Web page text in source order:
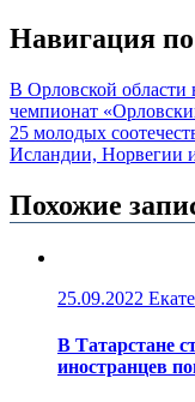
Навигация
В Орловской
чемпионат
25 молодых
Исландии, Норвегии
Похожие
25.09.2022
В Татарстане
иностранцев